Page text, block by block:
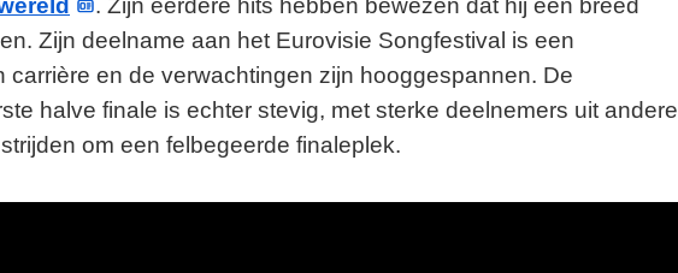
. Zijn eerdere hits hebben bewezen dat hij een breed
Zijn deelname aan het Eurovisie Songfestival is een
carrière en de verwachtingen zijn hooggespannen. De
halve finale is echter stevig, met sterke deelnemers uit andere
om een felbegeerde finaleplek.